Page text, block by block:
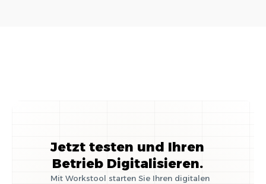
Jetzt testen und Ihren
Betrieb Digitalisieren.
Mit Workstool starten Sie Ihren digitalen